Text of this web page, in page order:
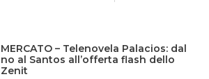
MERCATO – Telenovela Palacios: dal
no al Santos all’offerta flash dello
Zenit